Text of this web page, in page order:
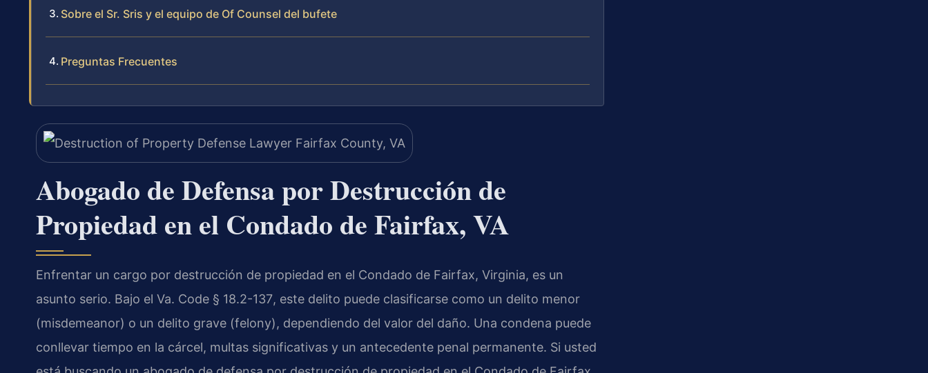
Sobre el Sr. Sris y el equipo de Of Counsel del bufete
Preguntas Frecuentes
Abogado de Defensa por Destrucción de
Propiedad en el Condado de Fairfax, VA
Enfrentar un cargo por destrucción de propiedad en el Condado de Fairfax, Virginia, es un
asunto serio. Bajo el Va. Code § 18.2-137, este delito puede clasificarse como un delito menor
(misdemeanor) o un delito grave (felony), dependiendo del valor del daño. Una condena puede
conllevar tiempo en la cárcel, multas significativas y un antecedente penal permanente. Si usted